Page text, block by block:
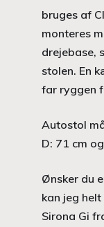
bruges af
monteres
drejebase,
stolen. En
far ryggen
Autostol
D: 71 cm
Ønsker du
kan jeg
Sirona Gi